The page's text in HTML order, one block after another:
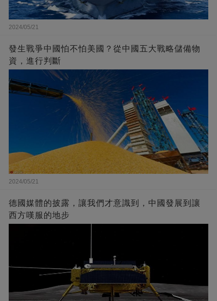
2024/05/21
發生戰爭中國怕不怕美國？從中國五大戰略儲備物
資，進行判斷
2024/05/21
德國媒體的披露，讓我們才意識到，中國發展到讓
西方嘆服的地步